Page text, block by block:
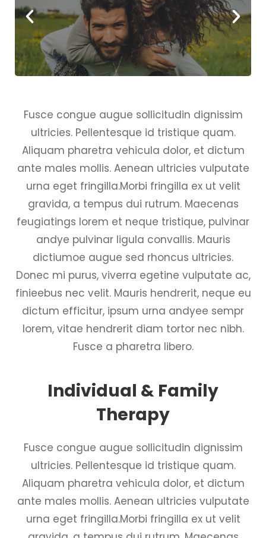
Fusce congue augue sollicitudin dignissim
ultricies. Pellentesque id tristique quam.
Aliquam pharetra vehicula dolor, et dictum
ante males mollis. Aenean ultricies vulputate
urna eget fringilla.Morbi fringilla ex ut velit
gravida, a tempus dui rutrum. Maecenas
feugiatings lorem et neque tristique, pulvinar
andye pulvinar ligula convallis. Mauris
dictiumoe augue sed rhoncus ultricies.
Donec mi purus, viverra egetine vulputate ac,
finieebus nec velit. Mauris hendrerit, neque eu
dictum efficitur, ipsum urna andyee sempr
lorem, vitae hendrerit diam tortor nec nibh.
Fusce a pharetra libero.
Individual & Family
Therapy
Fusce congue augue sollicitudin dignissim
ultricies. Pellentesque id tristique quam.
Aliquam pharetra vehicula dolor, et dictum
ante males mollis. Aenean ultricies vulputate
urna eget fringilla.Morbi fringilla ex ut velit